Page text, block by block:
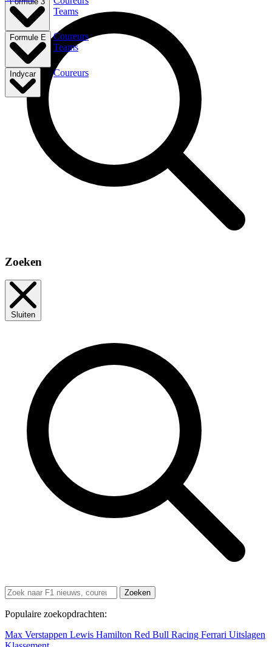
Teams
Formule E
Coureurs
Teams
Indycar Coureurs
Zoeken
Sluiten
Zoeken
Populaire zoekopdrachten:
Max Verstappen Lewis Hamilton Red Bull Racing Ferrari Uitslagen